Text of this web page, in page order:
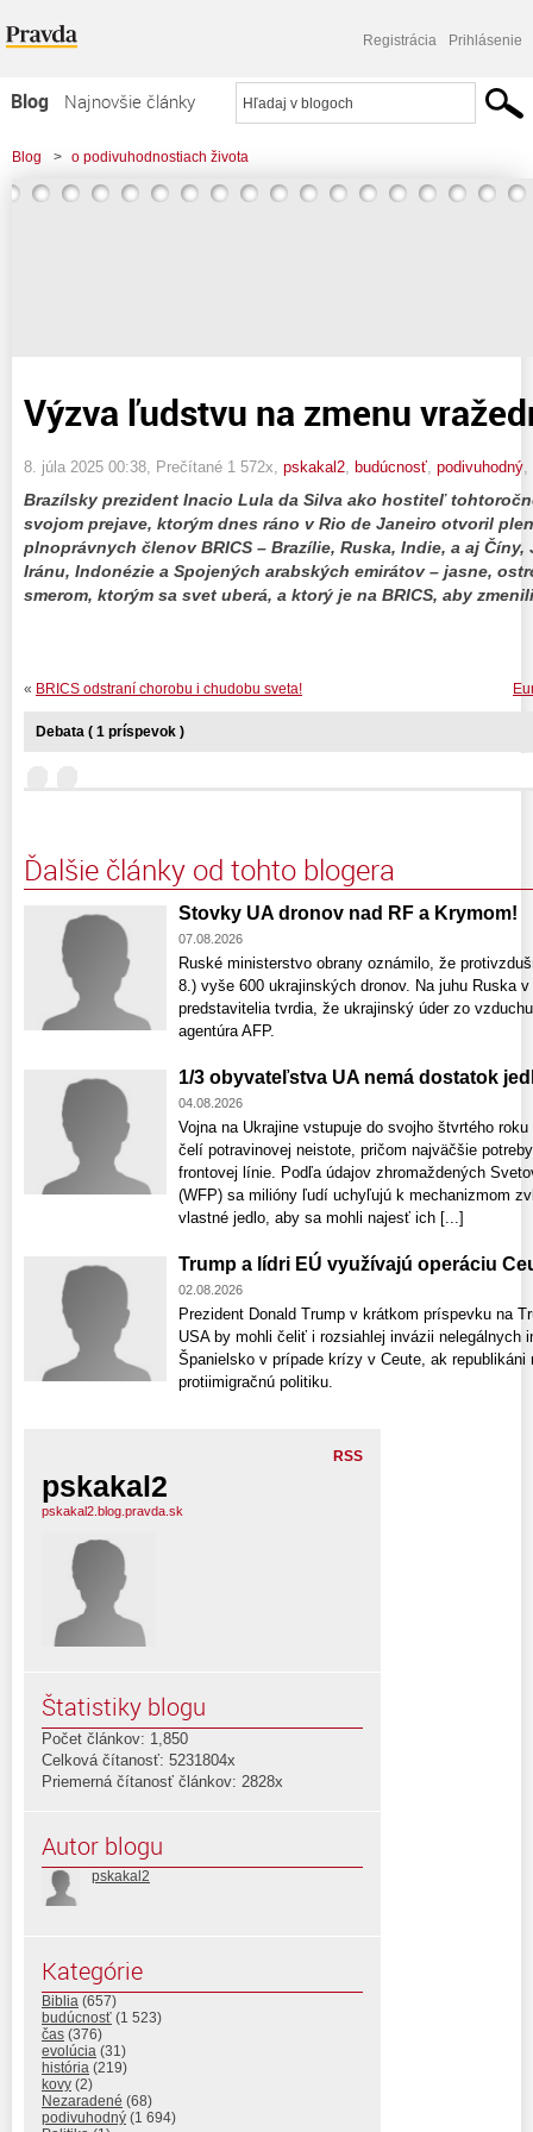
Registrácia Prihlásenie
Blog
Najnovšie články
Najčítanejšie články
Najkomentovanejšie články
Blog > o podivuhodnostiach života
> Výzva ľudstvu na zmenu vražedného kurzu!
Výzva ľudstvu na zmenu
8. júla 2025 00:38 , Prečítané 1 572x, pskakal2 budúcnosť podivuhodný
Brazílsky prezident Inacio Lula da Silva ako hostiteľ
svojom prejave, ktorým dnes ráno v Rio de Janeiro otvoril
plnoprávnych členov BRICS – Brazílie, Ruska, Indie, a aj
Iránu, Indonézie a Spojených arabských emirátov – jasne,
smerom, ktorým sa svet uberá, a ktorý je na BRICS, aby
« BRICS odstraní chorobu i chudobu sveta!
Debata ( 1 príspevok )
Ďalšie články od tohto blogera
Stovky UA dronov nad RF a Krymom!
07.08.2026
Ruské ministerstvo obrany oznámilo, že
8.) vyše 600 ukrajinských dronov. Na juhu Ruska
predstavitelia tvrdia, že ukrajinský úder zo
agentúra AFP.
1/3 obyvateľstva UA nemá dostatok
04.08.2026
Vojna na Ukrajine vstupuje do svojho štvrtého
čelí potravinovej neistote, pričom najväčšie
frontovej línie. Podľa údajov zhromaždených
(WFP) sa milióny ľudí uchyľujú k mechanizmom
vlastné jedlo, aby sa mohli najesť ich [...]
Trump a lídri EÚ využívajú operáciu
02.08.2026
Prezident Donald Trump v krátkom príspevku na
USA by mohli čeliť i rozsiahlej invázii nelegálnych
Španielsko v prípade krízy v Ceute, ak republikáni
protiimigračnú politiku.
RSS
pskakal2
pskakal2.blog.pravda.sk
Štatistiky blogu
Počet článkov: 1,850
Celková čítanosť: 5231804x
Priemerná čítanosť článkov: 2828x
Autor blogu
pskakal2
Kategórie
Biblia (657)
budúcnosť (1 523)
čas (376)
evolúcia (31)
história (219)
kovy (2)
Nezaradené (68)
podivuhodný (1 694)